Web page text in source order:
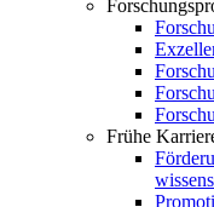
Frühe